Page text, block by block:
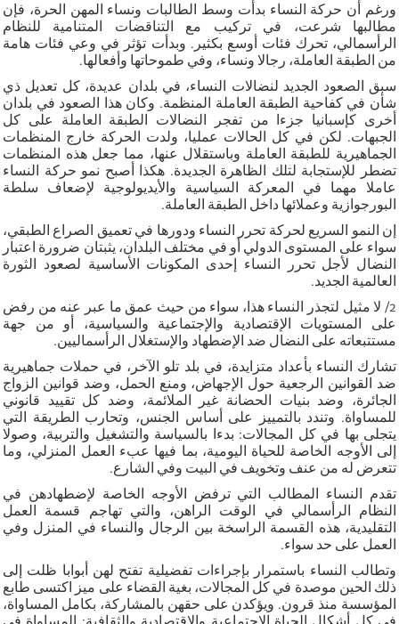
ورغم أن حركة النساء بدأت وسط الطالبات ونساء المهن الحرة، فإن
مطالبها شرعت، في تركيب مع التناقضات المتنامية للنظام
الرأسمالي، تحرك فئات أوسع بكثير. وبدأت تؤثر في وعي فئات هامة
من الطبقة العاملة، رجالا ونساء، وفي طموحاتها وأفعالها.
سبق الصعود الجديد لنضالات النساء، في بلدان عديدة، كل تعديل ذي
شأن في كفاحية الطبقة العاملة المنظمة. وكان هذا الصعود في بلدان
أخرى كإسبانيا جزءا من تفجر النضالات الطبقة العاملة على كل
الجبهات. لكن في كل الحالات عمليا، ولدت الحركة خارج المنظمات
الجماهيرية للطبقة العاملة وباستقلال عنها، مما جعل هذه المنظمات
تضطر للإستجابة لتلك الظاهرة الجديدة. هكذا أصبح نمو حركة النساء
عاملا مهما في المعركة السياسية والأيديولوجية لإضعاف سلطة
البورجوازية وعملائها داخل الطبقة العاملة.
إن النمو السريع لحركة تحرر النساء ودورها في تعميق الصراع الطبقي،
سواء على المستوى الدولي أو في مختلف البلدان، يثبتان ضرورة اعتبار
النضال لأجل تحرر النساء إحدى المكونات الأساسية لصعود الثورة
العالمية الجديد.
2/ لا مثيل لتجذر النساء هذا، سواء من حيث عمق ما عبر عنه من رفض
على المستويات الإقتصادية والإجتماعية والسياسية، أو من جهة
مستتبعاته على النضال ضد الإضطهاد والإستغلال الرأسماليين.
تشارك النساء بأعداد متزايدة، في بلد تلو الآخر، في حملات جماهيرية
ضد القوانين الرجعية حول الإجهاض، ومنع الحمل، وضد قوانين الزواج
الجائرة، وضد بنيات الحضانة غير الملائمة، وضد كل تقييد قانوني
للمساواة. وتندد بالتمييز على أساس الجنس، وتحارب الطريقة التي
يتجلى بها في كل المجالات: بدءا بالسياسة والتشغيل والتربية، وصولا
إلى الأوجه الخاصة للحياة اليومية، بما فيها عبء العمل المنزلي، وما
تتعرض له من عنف وتخويف في البيت وفي الشارع.
تقدم النساء المطالب التي ترفض الأوجه الخاصة لإضطهادهن في
النظام الرأسمالي في الوقت الراهن، والتي تهاجم قسمة العمل
التقليدية، هذه القسمة الراسخة بين الرجال والنساء في المنزل وفي
العمل على حد سواء.
وتطالب النساء باستمرار بإجراءات تفضيلية تفتح لهن أبوابا ظلت إلى
ذلك الحين موصدة في كل المجالات، بغية القضاء على ميز اكتسى طابع
المؤسسة منذ قرون. ويؤكدن على حقهن بالمشاركة، بكامل المساواة،